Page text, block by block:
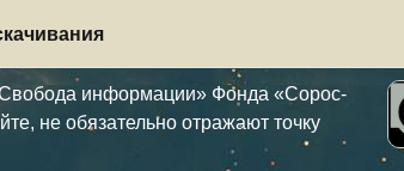
информации» Фонда «Сорос-
не обязательно отражают точку